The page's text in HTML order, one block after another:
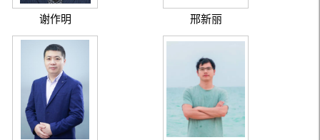
谢作明 邢新丽